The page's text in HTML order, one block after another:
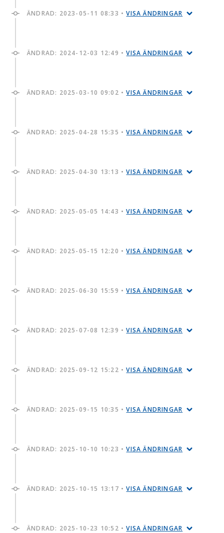
ÄNDRAD: 2023-05-11 08:33 •VISA ÄNDRINGAR
ÄNDRAD: 2024-12-03 12:49 •VISA ÄNDRINGAR
ÄNDRAD: 2025-03-10 09:02 •VISA ÄNDRINGAR
ÄNDRAD: 2025-04-28 15:35 •VISA ÄNDRINGAR
ÄNDRAD: 2025-04-30 13:13 •VISA ÄNDRINGAR
ÄNDRAD: 2025-05-05 14:43 •VISA ÄNDRINGAR
ÄNDRAD: 2025-05-15 12:20 •VISA ÄNDRINGAR
ÄNDRAD: 2025-06-30 15:59 •VISA ÄNDRINGAR
ÄNDRAD: 2025-07-08 12:39 •VISA ÄNDRINGAR
ÄNDRAD: 2025-09-12 15:22 •VISA ÄNDRINGAR
ÄNDRAD: 2025-09-15 10:35 •VISA ÄNDRINGAR
ÄNDRAD: 2025-10-10 10:23 •VISA ÄNDRINGAR
ÄNDRAD: 2025-10-15 13:17 •VISA ÄNDRINGAR
ÄNDRAD: 2025-10-23 10:52 •VISA ÄNDRINGAR